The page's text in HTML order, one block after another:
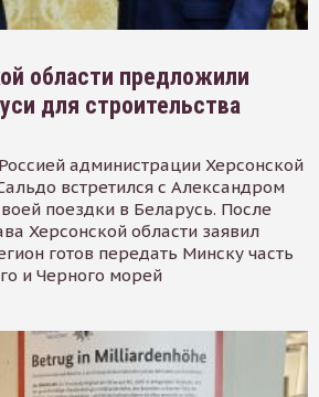
области предложили
для строительства
администрации Херсонской
встретился с Александром
поездки в Беларусь. После
Херсонской области заявил
готов передать Минску часть
и Черного морей